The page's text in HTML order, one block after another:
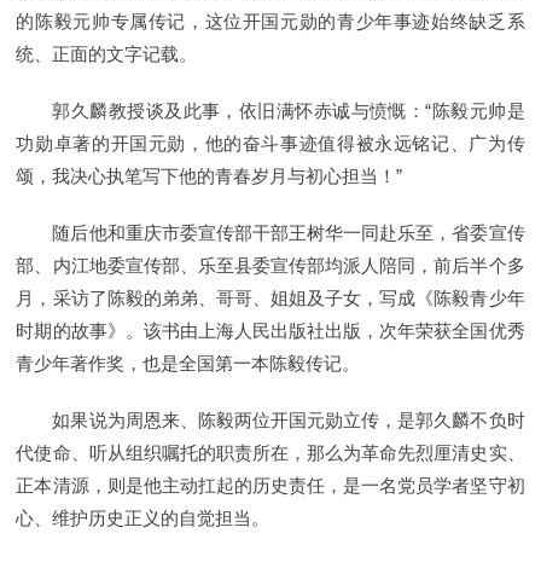
的陈毅元帅专属传记，这位开国元勋的青少年事迹始终缺乏系
统、正面的文字记载。
郭久麟教授谈及此事，依旧满怀赤诚与愤慨：“陈毅元帅是
功勋卓著的开国元勋，他的奋斗事迹值得被永远铭记、广为传
颂，我决心执笔写下他的青春岁月与初心担当！”
随后他和重庆市委宣传部干部王树华一同赴乐至，省委宣传
部、内江地委宣传部、乐至县委宣传部均派人陪同，前后半个多
月，采访了陈毅的弟弟、哥哥、姐姐及子女，写成《陈毅青少年
时期的故事》。该书由上海人民出版社出版，次年荣获全国优秀
青少年著作奖，也是全国第一本陈毅传记。
如果说为周恩来、陈毅两位开国元勋立传，是郭久麟不负时
代使命、听从组织嘱托的职责所在，那么为革命先烈厘清史实、
正本清源，则是他主动扛起的历史责任，是一名党员学者坚守初
心、维护历史正义的自觉担当。